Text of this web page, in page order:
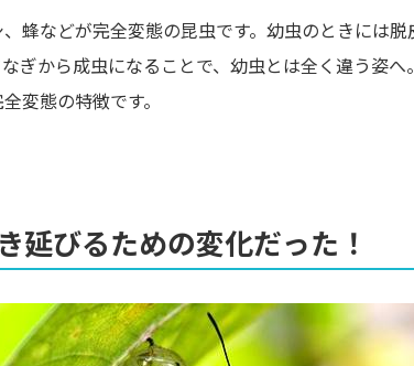
蜂などが完全変態の昆虫です。幼虫のときには
ぎから成虫になることで、幼虫とは全く違う姿
変態の特徴です。
延びるための変化だった！